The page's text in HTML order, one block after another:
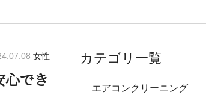
女性
でき
カテゴリ一覧
エアコンクリーニング